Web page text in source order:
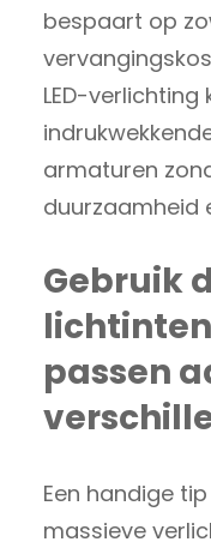
bespaart op
LED-
armaturen
duurzaamheid
Gebruik
passen
Een handige
massieve